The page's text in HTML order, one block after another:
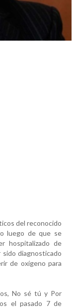
del reconocido
luego de que se
hospitalizado de
diagnosticado
de oxígeno para
No sé tú y Por
el pasado 7 de